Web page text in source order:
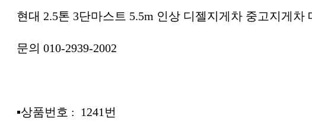
현대 2.5톤 3단마스트 5.5m 인상 디젤지게차 중고지게차
문의 010-2939-2002
▪︎상품번호 : 1241번